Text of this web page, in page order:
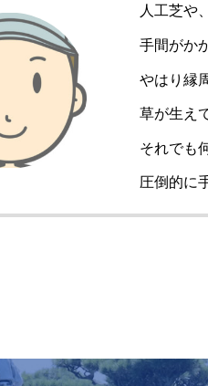
人工芝や
手間がか
やはり縁
草が生え
それでも
圧倒的に